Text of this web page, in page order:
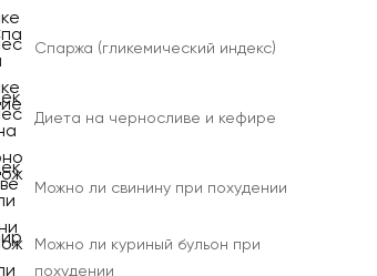
Спаржа (гликемический индекс)
Диета на черносливе и кефире
Можно ли свинину при похудении
Можно ли куриный бульон при
похудении